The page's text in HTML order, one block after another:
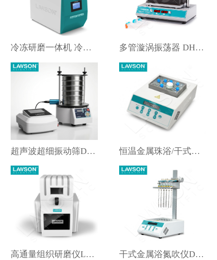
冷冻研磨一体机 冷冻组织研磨仪DHFSTPRP-CL24 多管漩涡振荡器 DHM-200
超声波超细振动筛DHSF-U1 恒温金属珠浴/干式细胞复苏恒温器DHB-200
高通量组织研磨仪LAWSON-64 干式金属浴氮吹仪DHN200-2